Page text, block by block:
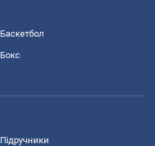
Баскетбол
Бокс
Підручники